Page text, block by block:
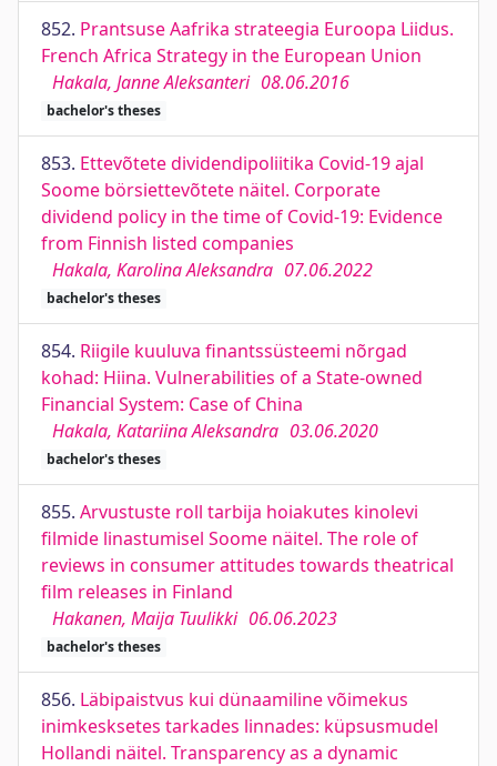
852. Prantsuse Aafrika strateegia Euroopa Liidus.
French Africa Strategy in the European Union
Hakala, Janne Aleksanteri 08.06.2016
bachelor's theses
853. Ettevõtete dividendipoliitika Covid-19 ajal
Soome börsiettevõtete näitel. Corporate
dividend policy in the time of Covid-19: Evidence
from Finnish listed companies
Hakala, Karolina Aleksandra 07.06.2022
bachelor's theses
854. Riigile kuuluva finantssüsteemi nõrgad
kohad: Hiina. Vulnerabilities of a State-owned
Financial System: Case of China
Hakala, Katariina Aleksandra 03.06.2020
bachelor's theses
855. Arvustuste roll tarbija hoiakutes kinolevi
filmide linastumisel Soome näitel. The role of
reviews in consumer attitudes towards theatrical
film releases in Finland
Hakanen, Maija Tuulikki 06.06.2023
bachelor's theses
856. Läbipaistvus kui dünaamiline võimekus
inimkesksetes tarkades linnades: küpsusmudel
Hollandi näitel. Transparency as a dynamic